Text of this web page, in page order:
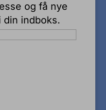
og få nye
indboks.